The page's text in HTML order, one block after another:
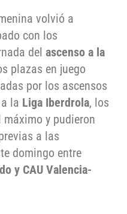
volvió a
con los
del ascenso a la
plazas en juego
por los ascensos
a la Liga Iberdrola, los
y pudieron
a las
domingo entre
y CAU Valencia-